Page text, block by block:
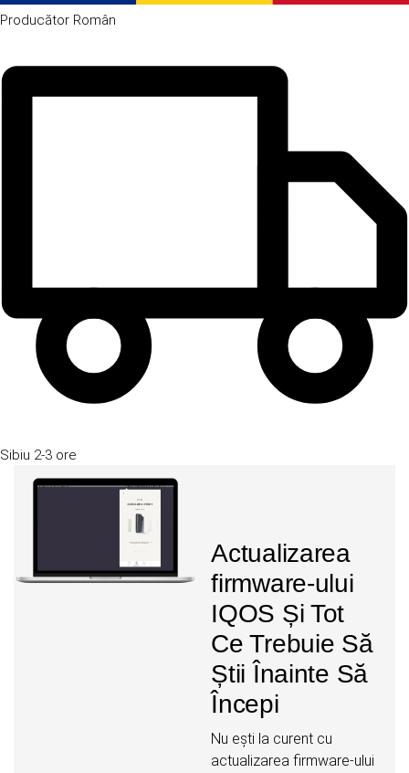
Producător Român
Sibiu 2-3 ore
Actualizarea
firmware-ului
IQOS Și Tot
Ce Trebuie Să
Știi Înainte Să
Începi
Nu ești la curent cu
actualizarea firmware-ului